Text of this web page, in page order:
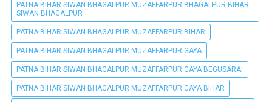
PATNA BIHAR SIWAN BHAGALPUR MUZAFFARPUR BHAGALPUR BIHAR
SIWAN BHAGALPUR
PATNA BIHAR SIWAN BHAGALPUR MUZAFFARPUR BIHAR
PATNA BIHAR SIWAN BHAGALPUR MUZAFFARPUR GAYA
PATNA BIHAR SIWAN BHAGALPUR MUZAFFARPUR GAYA BEGUSARAI
PATNA BIHAR SIWAN BHAGALPUR MUZAFFARPUR GAYA BIHAR